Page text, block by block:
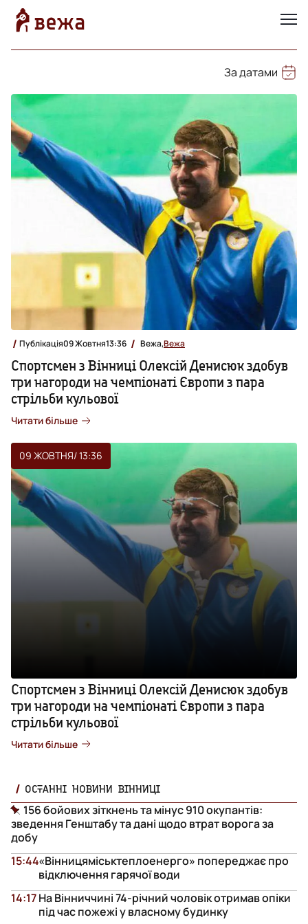
За датами
Публікація09 Жовтня13:36 Вежа,Вежа
Спортсмен з Вінниці Олексій Денисюк здобув
три нагороди на чемпіонаті Європи з пара
стрільби кульової
Читати більше
09 ЖОВТНЯ/ 13:36
Спортсмен з Вінниці Олексій Денисюк здобув
три нагороди на чемпіонаті Європи з пара
стрільби кульової
Читати більше
ОСТАННІ НОВИНИ ВІННИЦІ
156 бойових зіткнень та мінус 910 окупантів:
зведення Генштабу та дані щодо втрат ворога за
добу
«Вінницяміськтеплоенерго» попереджає про
відключення гарячої води
15:44
На Вінниччині 74-річний чоловік отримав опіки
під час пожежі у власному будинку
14:17